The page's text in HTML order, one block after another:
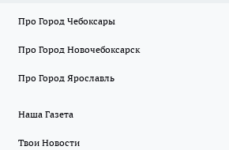
Про Город Чебоксары
Про Город Новочебоксарск
Про Город Ярославль
Наша Газета
Твои Новости